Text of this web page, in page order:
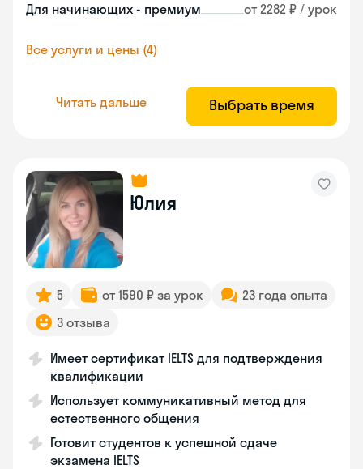
Для начинающих - премиум от 2282 ₽ / урок
Все услуги и цены (4)
Читать дальше Выбрать время
Юлия
5 от 1590 ₽ за урок
23 года опыта
3 отзыва
Имеет сертификат IELTS для подтверждения
квалификации
Использует коммуникативный метод для
естественного общения
Готовит студентов к успешной сдаче
экзамена IELTS